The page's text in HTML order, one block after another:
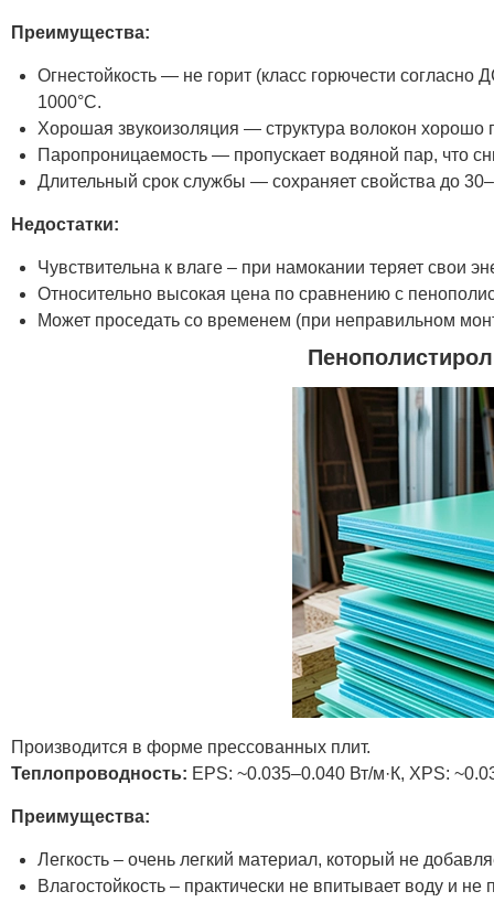
Преимущества:
Огнестойкость — не горит (класс горючести
1000°C.
Хорошая звукоизоляция — структура волокон хорошо
Паропроницаемость — пропускает водяной пар, что
Длительный срок службы — сохраняет свойства до
Недостатки:
Чувствительна к влаге – при намокании теряет свои
Относительно высокая цена по сравнению с
Может проседать со временем (при неправильном
Пенополистирол
Производится в форме прессованных плит.
Теплопроводность: EPS: ~0.035–0.040 Вт/м·К, XPS:
Преимущества:
Легкость – очень легкий материал, который не
Влагостойкость – практически не впитывает воду и